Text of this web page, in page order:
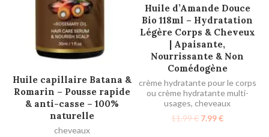
AJOUTER AU PANIER
Huile capillaire Batana &
Romarin – Pousse rapide
& anti-casse – 100%
naturelle
cheveaux
AJOUTER AU PANIER
Huile d’Amande Douce
Bio 118ml – Hydratation
Légère Corps & Cheveux
| Apaisante,
Nourrissante & Non
Comédogène
crème hydratante pour le corps
ou crème hydratante multi-
usages, cheveaux
11.99€ 7.99€